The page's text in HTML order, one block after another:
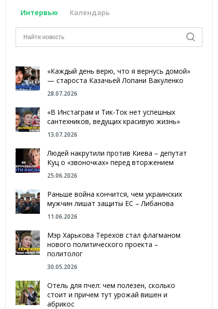
Интервью Календарь
«Каждый день верю, что я вернусь домой»
— староста Казачьей Лопани Вакуленко
28.07.2026
«В Инстаграм и Тик-Ток нет успешных
сантехников, ведущих красивую жизнь»
13.07.2026
Людей накрутили против Киева – депутат
Куц о «звоночках» перед вторжением
25.06.2026
Раньше война кончится, чем украинских
мужчин лишат защиты ЕС – Либанова
11.06.2026
Мэр Харькова Терехов стал флагманом
нового политического проекта –
политолог
30.05.2026
Отель для пчел: чем полезен, сколько
стоит и причем тут урожай вишен и
абрикос